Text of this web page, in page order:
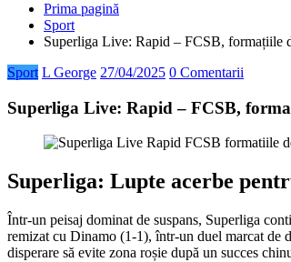
Prima pagină
Sport
Superliga Live: Rapid – FCSB, formațiile
Sport L George 27/04/2025 0 Comentarii
Superliga Live: Rapid – FCSB,
Superliga: Lupte acerbe
Într-un peisaj dominat de suspans, Superliga
remizat cu Dinamo (1-1), într-un duel marcat de
disperare să evite zona roșie după un succes